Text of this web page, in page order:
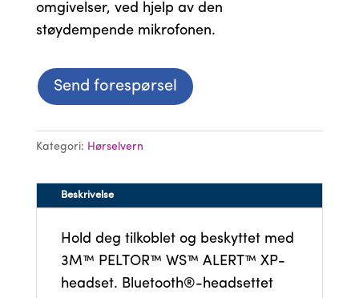
omgivelser, ved hjelp av den
støydempende mikrofonen.
Send forespørsel
Kategori: Hørselvern
Beskrivelse
Hold deg tilkoblet og beskyttet med
3M™ PELTOR™ WS™ ALERT™ XP-
headset. Bluetooth®-headsettet